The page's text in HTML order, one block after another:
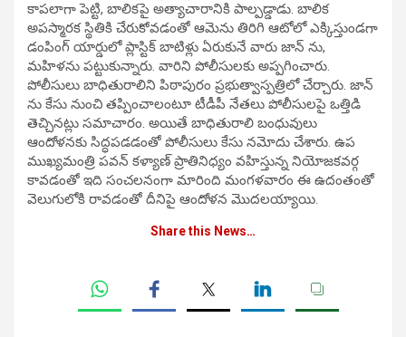
కాపలాగా పెట్టి, బాలికపై అత్యాచారానికి పాల్పడ్డాడు. బాలిక
అపస్మారక స్థితికి చేరుకోవడంతో ఆమెను తిరిగి ఆటోలో ఎక్కిస్తుండగా
డంపింగ్ యార్డులో ప్లాస్టిక్ బాటిళ్లు ఏరుకునే వారు జాన్ ను,
మహిళను పట్టుకున్నారు. వారిని పోలీసులకు అప్పగించారు.
పోలీసులు బాధితురాలిని పిఠాపురం ప్రభుత్వాస్పత్రిలో చేర్చారు. జాన్
ను కేసు నుంచి తప్పించాలంటూ టీడీపీ నేతలు పోలీసులపై ఒత్తిడి
తెచ్చినట్లు సమాచారం. అయితే బాధితురాలి బంధువులు
ఆందోళనకు సిద్ధపడడంతో పోలీసులు కేసు నమోదు చేశారు. ఉప
ముఖ్యమంత్రి పవన్ కళ్యాణ్ ప్రాతినిధ్యం వహిస్తున్న నియోజకవర్గ
కావడంతో ఇది సంచలనంగా మారింది మంగళవారం ఈ ఉదంతంతో
వెలుగులోకి రావడంతో దీనిపై ఆందోళన మొదలయ్యాయి.
Share this News…